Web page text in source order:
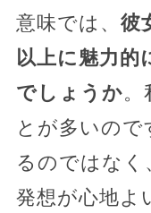
意味では、 彼
以上に魅力的
でしょうか。
とが多いので
るのではなく
発想が心地よ